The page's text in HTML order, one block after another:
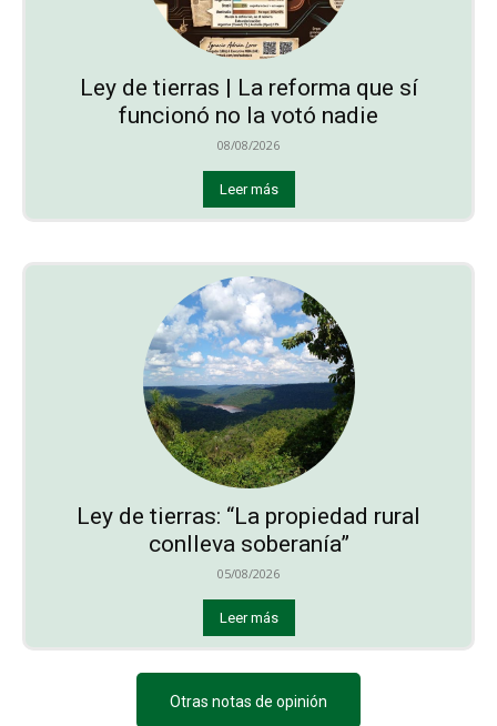
Ley de tierras | La reforma que sí
funcionó no la votó nadie
08/08/2026
Leer más
Ley de tierras: “La propiedad rural
conlleva soberanía”
05/08/2026
Leer más
Otras notas de opinión